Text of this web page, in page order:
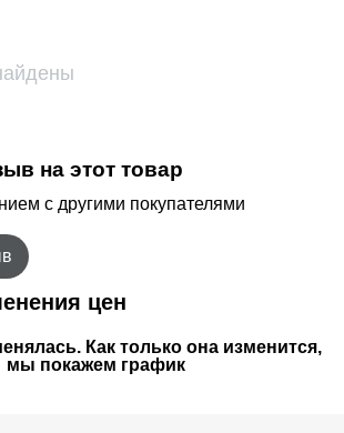
на этот товар
с другими покупателями
цен
Как только она изменится,
мы покажем график